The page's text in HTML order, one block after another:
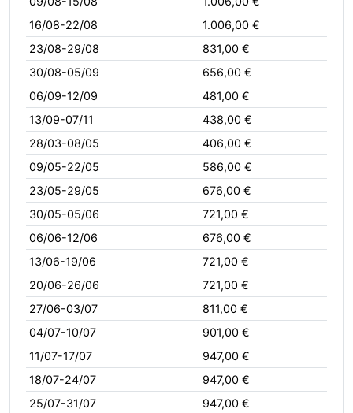
16/08-22/08
1.006,00 €
23/08-29/08
831,00 €
30/08-05/09
656,00 €
06/09-12/09
481,00 €
13/09-07/11
438,00 €
28/03-08/05
406,00 €
09/05-22/05
586,00 €
23/05-29/05
676,00 €
30/05-05/06
721,00 €
06/06-12/06
676,00 €
13/06-19/06
721,00 €
20/06-26/06
721,00 €
27/06-03/07
811,00 €
04/07-10/07
901,00 €
11/07-17/07
947,00 €
18/07-24/07
947,00 €
25/07-31/07
947,00 €